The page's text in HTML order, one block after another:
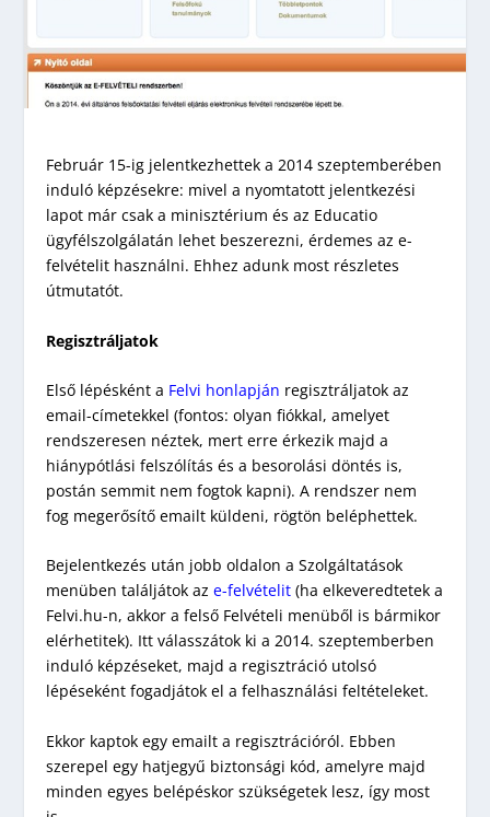
Február 15-ig jelentkezhettek a 2014 szeptemberében
induló képzésekre: mivel a nyomtatott jelentkezési
lapot már csak a minisztérium és az Educatio
ügyfélszolgálatán lehet beszerezni, érdemes az e-
felvételit használni. Ehhez adunk most részletes
útmutatót.
Regisztráljatok
Első lépésként a Felvi honlapján regisztráljatok az
email-címetekkel (fontos: olyan fiókkal, amelyet
rendszeresen néztek, mert erre érkezik majd a
hiánypótlási felszólítás és a besorolási döntés is,
postán semmit nem fogtok kapni). A rendszer nem
fog megerősítő emailt küldeni, rögtön beléphettek.
Bejelentkezés után jobb oldalon a Szolgáltatások
menüben találjátok aze-felvételit (ha elkeveredtetek a
Felvi.hu-n, akkor a felső Felvételi menüből is bármikor
elérhetitek). Itt válasszátok ki a 2014. szeptemberben
induló képzéseket, majd a regisztráció utolsó
lépéseként fogadjátok el a felhasználási feltételeket.
Ekkor kaptok egy emailt a regisztrációról. Ebben
szerepel egy hatjegyű biztonsági kód, amelyre majd
minden egyes belépéskor szükségetek lesz, így most